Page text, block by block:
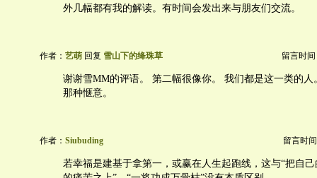
外几幅都有我的解读。有时间会发出来与朋友们交流。
作者： 艺萌 回复 雪山下的绛珠草 留言时间
谢谢雪MM的评语。 第二幅很像你。 我们都是这一类的人
那种惬意。
作者： Siubuding 留言时
若幸福是建基于拿第一，或赢在人生起跑线，这与“把自